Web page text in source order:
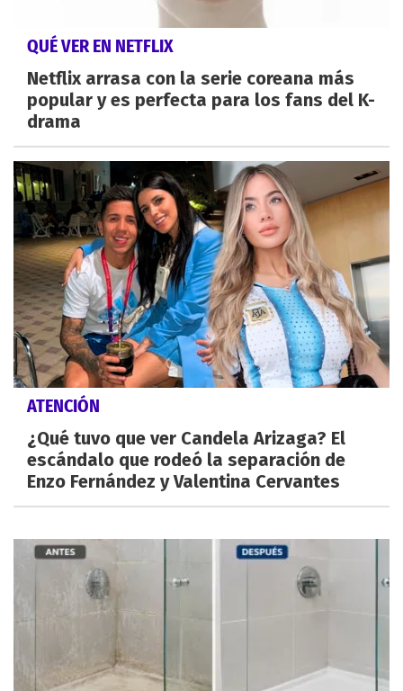
QUÉ VER EN NETFLIX
Netflix arrasa con la serie coreana más
popular y es perfecta para los fans del K-
drama
ATENCIÓN
¿Qué tuvo que ver Candela Arizaga? El
escándalo que rodeó la separación de
Enzo Fernández y Valentina Cervantes